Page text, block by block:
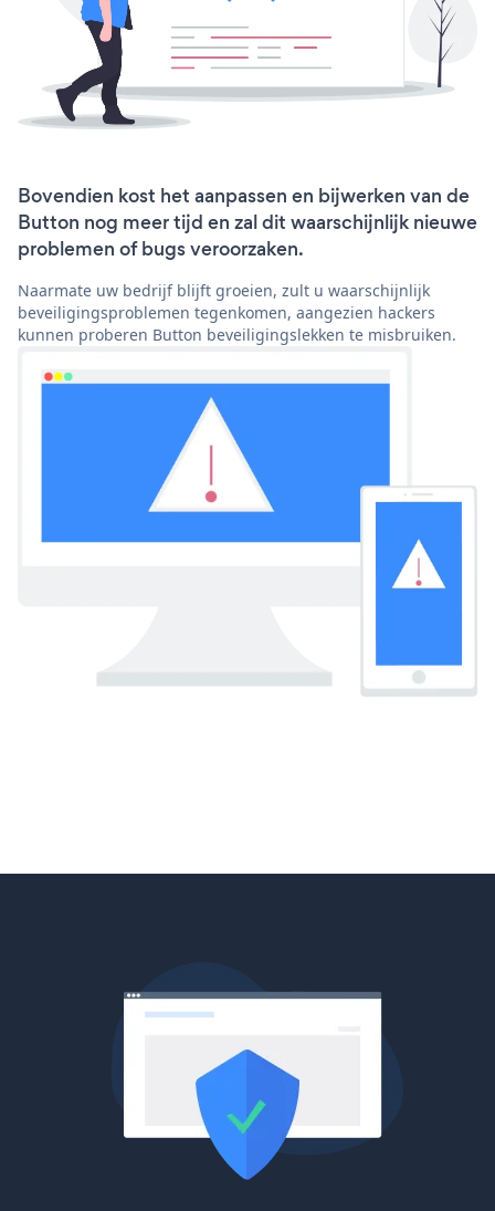
Bovendien kost het aanpassen en bijwerken van de
Button nog meer tijd en zal dit waarschijnlijk nieuwe
problemen of bugs veroorzaken.
Naarmate uw bedrijf blijft groeien, zult u waarschijnlijk
beveiligingsproblemen tegenkomen, aangezien hackers
kunnen proberen Button beveiligingslekken te misbruiken.